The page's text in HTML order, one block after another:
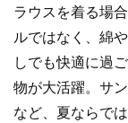
ラウスを着る場
ルではなく、綿
しでも快適に過
物が大活躍。サ
など、夏ならで